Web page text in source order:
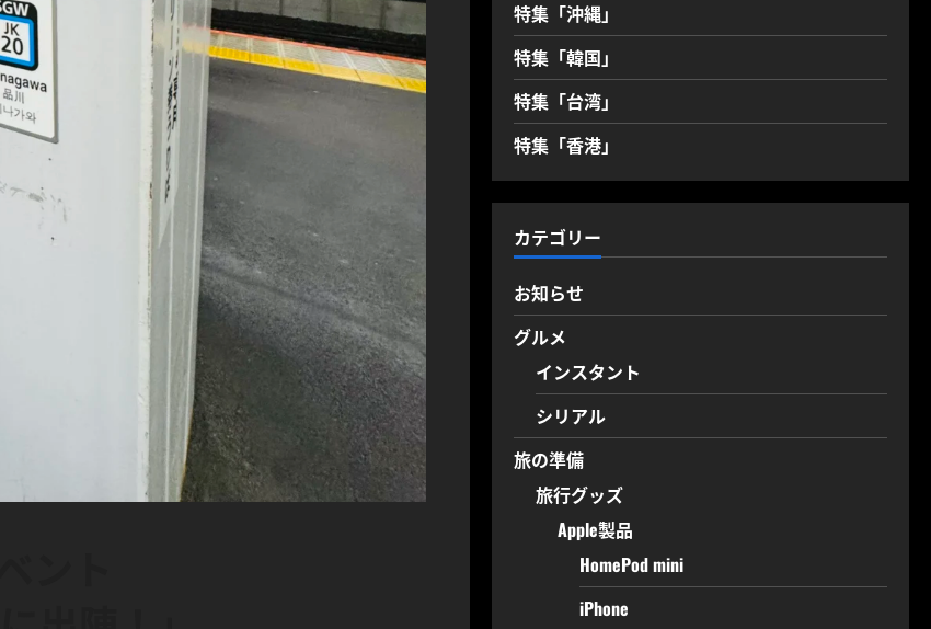
特集「沖縄」
特集「韓国」
特集「台湾」
特集「香港」
カテゴリー
お知らせ
グルメ
インスタント
シリアル
旅の準備
旅行グッズ
Apple製品
HomePod mini
iPhone